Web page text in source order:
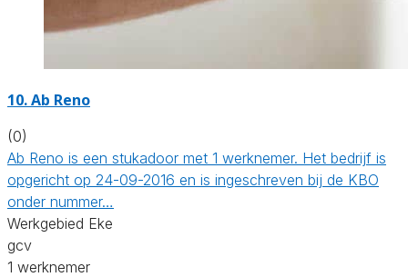
10. Ab Reno
(0)
Ab Reno is een stukadoor met 1 werknemer. Het bedrijf is
opgericht op 24-09-2016 en is ingeschreven bij de KBO
onder nummer…
Werkgebied Eke
gcv
1 werknemer